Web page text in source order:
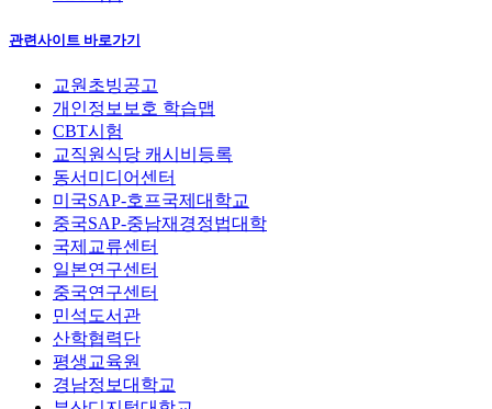
관련사이트 바로가기
교원초빙공고
개인정보보호 학습맵
CBT시험
교직원식당 캐시비등록
동서미디어센터
미국SAP-호프국제대학교
중국SAP-중남재경정법대학
국제교류센터
일본연구센터
중국연구센터
민석도서관
산학협력단
평생교육원
경남정보대학교